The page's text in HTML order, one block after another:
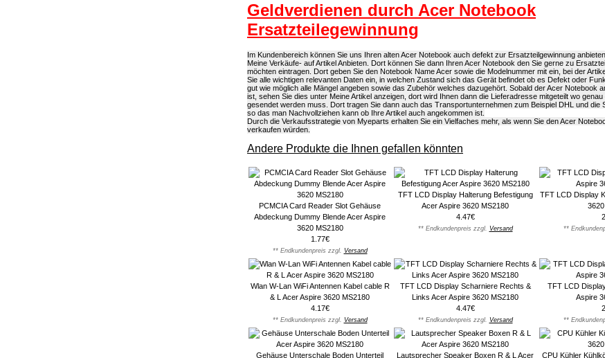
Geldverdienen durch Acer Notebook
Ersatzteilegewinnung
Im Kundenbereich können Sie uns Ihren alten Acer Notebook auch defekt zur Ersatzteilgewinnung
Meine Verkäufe- auf Artikel Anbieten. Dort können Sie dann Ihren Acer Notebook den Sie gerne zu
möchten eintragen. Dort geben Sie den Notebook Name Acer sowie die Modelnummer mit ein, bei der
Sie alle wichtigen relevanten Daten ein, in welchen Zustand sich das Gerät befindet ob es Defekt oder
gut wie möglich alle Mängel angeben sowie das Zubehör welches dazugehört. Sobald der Acer Notebook
ist, sehen Sie dies unter Meine Artikel anzeigen, dort wird Ihnen dann die Lieferadresse mitgeteilt wo
gesendet werden muss. Dort tragen Sie dann auch das Transportunternehmen zum Beispiel DHL und die
so das man Nachvollziehen kann ob Ihre Artikel auch angekommen ist.
Durch die Verkaufsstrategie von Myeparts erhalten Sie ein Vielfaches mehr, als wenn Sie den Acer
verkaufen würden.
Andere Produkte die Ihnen gefallen könnten
PCMCIA Card Reader Slot Gehäuse
Abdeckung Dummy Blende Acer Aspire
3620 MS2180
1.77€
** Endkundenpreis zzgl. Versand
TFT LCD Display Halterung Befestigung
Acer Aspire 3620 MS2180
4.47€
** Endkundenpreis zzgl. Versand
TFT LCD Display
**
Wlan W-Lan WiFi Antennen Kabel cable R
& L Acer Aspire 3620 MS2180
4.17€
** Endkundenpreis zzgl. Versand
TFT LCD Display Scharniere Rechts &
Links Acer Aspire 3620 MS2180
4.47€
** Endkundenpreis zzgl. Versand
TFT LCD
Aspire
**
Gehäuse Unterschale Boden Unterteil Lautsprecher Speaker Boxen R & L Acer CPU Kühler